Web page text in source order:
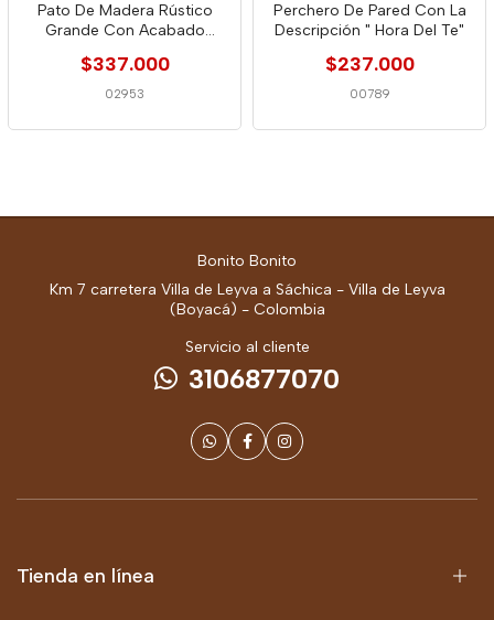
Pato De Madera Rústico
Grande Con Acabado
$337.000
02953
Perchero De Pared Con La
Descripción " Hora Del Te"
$237.000
00789
Bonito Bonito
Km 7 carretera Villa de Leyva a Sáchica - Villa de Leyva
(Boyacá) - Colombia
Servicio al cliente
3106877070
Tienda en línea